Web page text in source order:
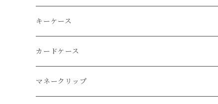
アリゲーター
リザード
ガルーシャ（エイ）
エルメス / HERMES
キーケース
カードケース
マネークリップ